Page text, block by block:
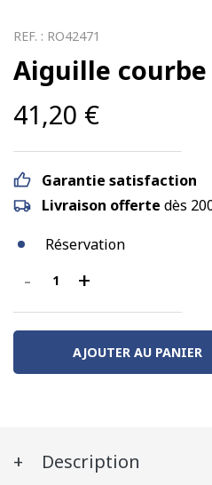
REF. : RO42471
Aiguille courbe
41,20 €
Garantie satisfaction
Livraison offerte dès
Réservation
-
quantité
de
Aiguille
droite
+
AJOUTER AU PANIER
Description